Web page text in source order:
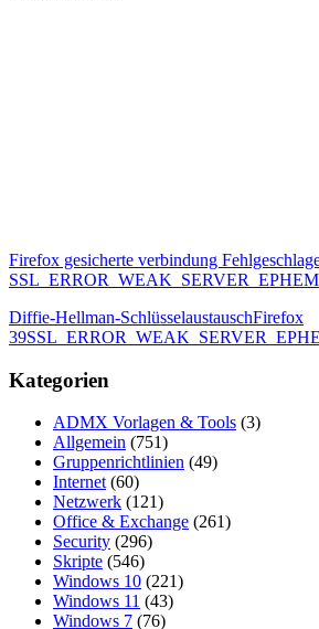
Firefox gesicherte verbindung
Diffie-Hellman-SchlüsselaustauschFirefox
39
Kategorien
ADMX Vorlagen & Tools (3)
Allgemein (751)
Gruppenrichtlinien (49)
Internet (60)
Netzwerk (121)
Office & Exchange (261)
Security (296)
Skripte (546)
Windows 10 (221)
Windows 11 (43)
Windows 7 (76)